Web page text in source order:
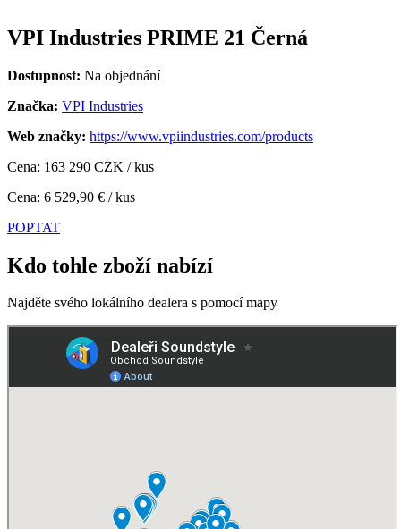
VPI Industries PRIME 21 Černá
Dostupnost: Na objednání
Značka: VPI Industries
Web značky: https://www.vpiindustries.com/products
Cena: 163 290 CZK / kus
Cena: 6 529,90 € / kus
POPTAT
Kdo tohle zboží nabízí
Najděte svého lokálního dealera s pomocí mapy